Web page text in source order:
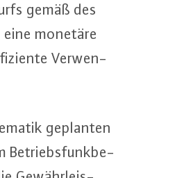
gemäß des
monetäre
Ver­wen­
geplanten
Be­triebs­funk­be­